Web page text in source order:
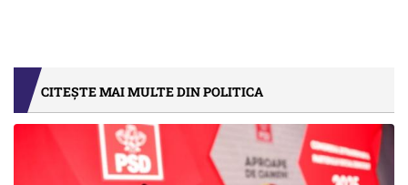
CITEȘTE MAI MULTE DIN POLITICA